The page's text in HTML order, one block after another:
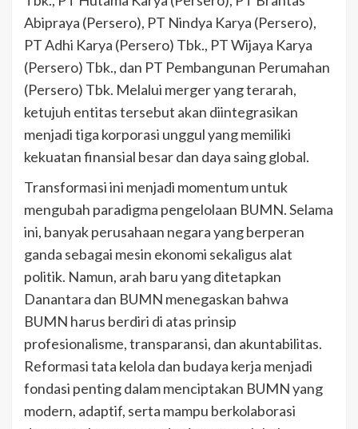
Abipraya (Persero), PT Nindya Karya (Persero),
PT Adhi Karya (Persero) Tbk., PT Wijaya Karya
(Persero) Tbk., dan PT Pembangunan Perumahan
(Persero) Tbk. Melalui merger yang terarah,
ketujuh entitas tersebut akan diintegrasikan
menjadi tiga korporasi unggul yang memiliki
kekuatan finansial besar dan daya saing global.
Transformasi ini menjadi momentum untuk
mengubah paradigma pengelolaan BUMN. Selama
ini, banyak perusahaan negara yang berperan
ganda sebagai mesin ekonomi sekaligus alat
politik. Namun, arah baru yang ditetapkan
Danantara dan BUMN menegaskan bahwa
BUMN harus berdiri di atas prinsip
profesionalisme, transparansi, dan akuntabilitas.
Reformasi tata kelola dan budaya kerja menjadi
fondasi penting dalam menciptakan BUMN yang
modern, adaptif, serta mampu berkolaborasi